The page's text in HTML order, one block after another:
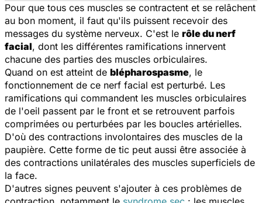
Pour que tous ces muscles se contractent et se relâchent
au bon moment, il faut qu'ils puissent recevoir des
messages du système nerveux. C'est le rôle du nerf
facial, dont les différentes ramifications innervent
chacune des parties des muscles orbiculaires.
Quand on est atteint de blépharospasme, le
fonctionnement de ce nerf facial est perturbé. Les
ramifications qui commandent les muscles orbiculaires
de l'oeil passent par le front et se retrouvent parfois
comprimées ou perturbées par les boucles artérielles.
D'où des contractions involontaires des muscles de la
paupière. Cette forme de tic peut aussi être associée à
des contractions unilatérales des muscles superficiels de
la face.
D'autres signes peuvent s'ajouter à ces problèmes de